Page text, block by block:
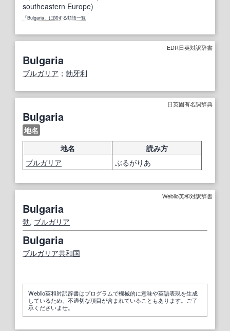
southeastern Europe)
「Bulgaria」に関する類語一覧
EDR日英対訳辞書
Bulgaria
ブルガリア ； 勃牙利
日英固有名詞辞典
Bulgaria
地名
地名
読み方
ブルガリア
ぶるがりあ
Weblio英和対訳辞書
Bulgaria
勃, ブルガリア
Bulgaria
ブルガリア共和国
Weblio英和対訳辞書はプログラムで機械的に意味や英語表現を生成
しているため、不適切な項目が含まれていることもあります。ご了
承くださいませ。